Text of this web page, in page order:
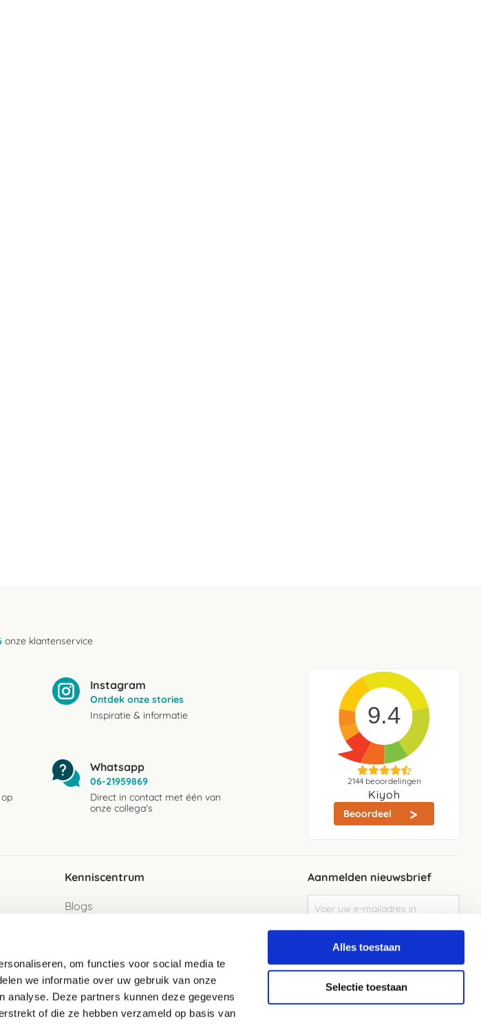
om functies voor social media te
we informatie over uw gebruik van onze
Deze partners kunnen deze gegevens
of die ze hebben verzameld op basis van
Alles toestaan
Selectie toestaan
onze klantenservice
Instagram
Ontdek onze stories
Inspiratie & informatie
Whatsapp
06-21959869
Direct in contact met één van
onze collega's
9.4
2144beoordelingen
Kiyoh
Beoordeel
Kenniscentrum
Blogs
Aanmelden nieuwsbrief
u
op
Elke week de beste acties en het laaste